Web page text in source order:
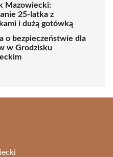
Mazowiecki:
25-latka z
i dużą gotówką
o bezpieczeństwie dla
w Grodzisku